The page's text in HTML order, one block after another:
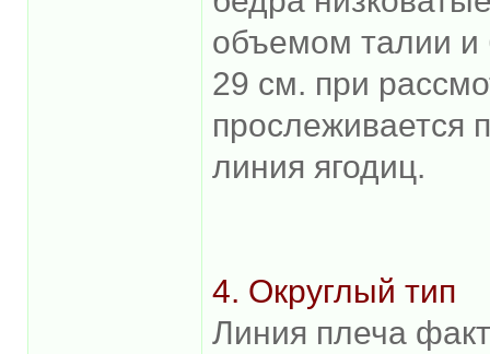
объемом талии и
29 см. при
прослеживается
линия ягодиц.
4. Округлый тип
Линия плеча